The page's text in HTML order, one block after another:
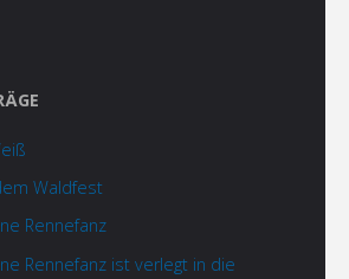
Waldfest
Rennefanz
Rennefanz ist verlegt in die